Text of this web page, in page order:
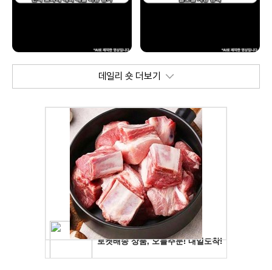
데일리 숏 더보기